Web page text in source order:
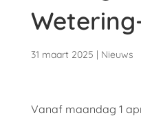
31 maart 2025 Nieuws
Vanaf maandag 1